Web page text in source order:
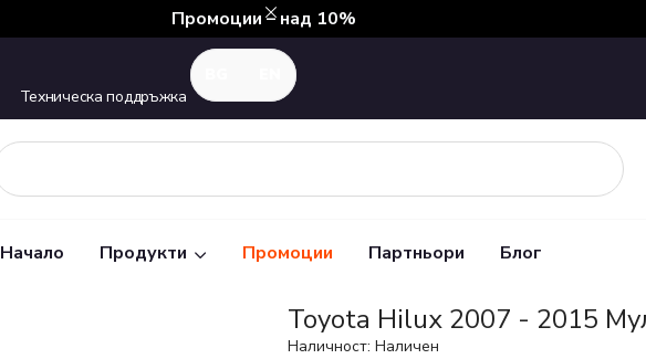
Промоции – над 10%
Техническа поддръжка
Начало Продукти Промоции Партньори Блог
Toyota Hilux 2007 - 2015
Наличност: Наличен